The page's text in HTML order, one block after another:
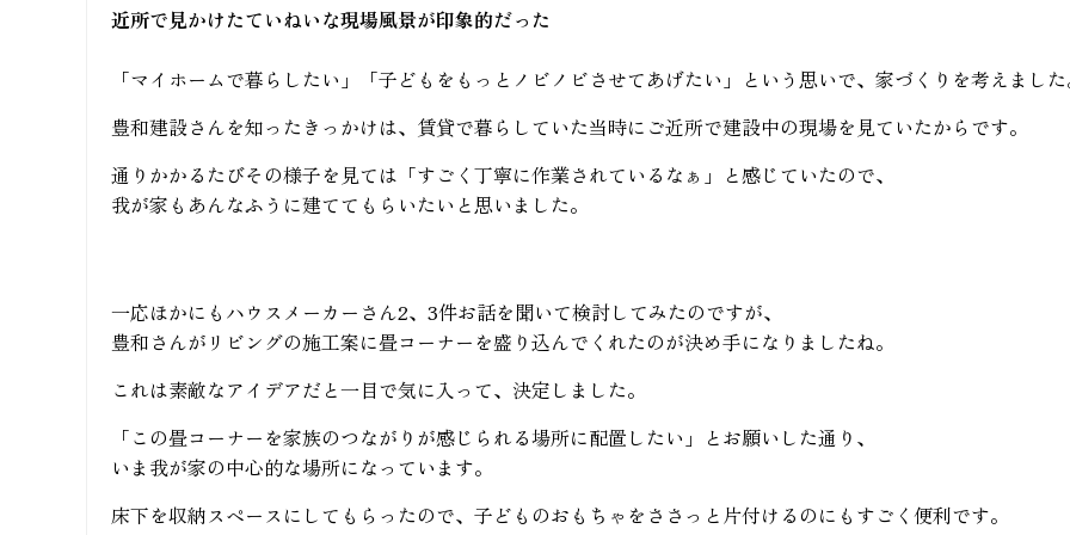
近所で見かけたていねいな現場風景が印象的だった
「マイホームで暮らしたい」「子どもをもっとノビノビさせてあげたい」という思いで、家づくりを考えまし
豊和建設さんを知ったきっかけは、賃貸で暮らしていた当時にご近所で建設中の現場を見ていたからです。
通りかかるたびその様子を見ては「すごく丁寧に作業されているなぁ」と感じていたので、
我が家もあんなふうに建ててもらいたいと思いました。
一応ほかにもハウスメーカーさん2、3件お話を聞いて検討してみたのですが、
豊和さんがリビングの施工案に畳コーナーを盛り込んでくれたのが決め手になりましたね。
これは素敵なアイデアだと一目で気に入って、決定しました。
「この畳コーナーを家族のつながりが感じられる場所に配置したい」とお願いした通り、
いま我が家の中心的な場所になっています。
床下を収納スペースにしてもらったので、子どものおもちゃをささっと片付けるのにもすごく便利です。